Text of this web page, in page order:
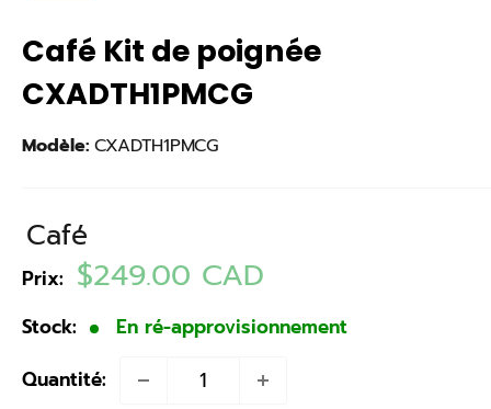
Café Kit de poignée
CXADTH1PMCG
Modèle: CXADTH1PMCG
Café
Prix: Prix
$249.00 CAD
Stock:
En ré-approvisionnement
Quantité: